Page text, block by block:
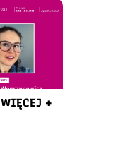
WIĘCEJ +